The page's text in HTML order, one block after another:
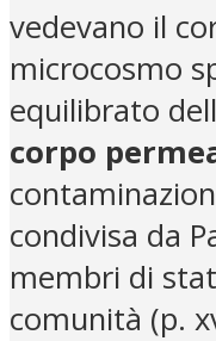
vedevano il
microcosmo
equilibrato
corpo
condivisa da
membri di
comunità (p.